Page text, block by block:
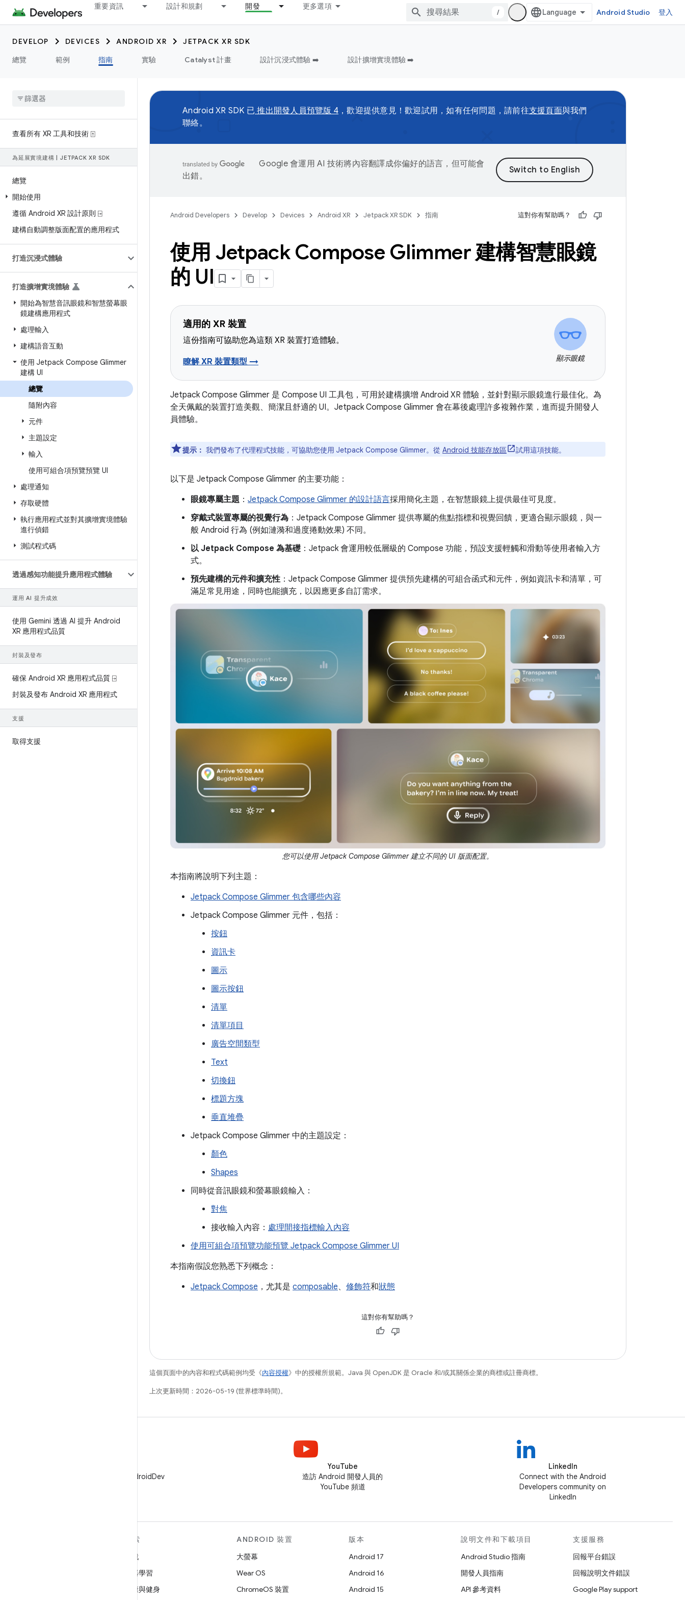
重要資訊 設計和規劃 開發 更多選項
/ Android Studio 登入
DEVELOP DEVICES ANDROID XR
JETPACK XR SDK
總覽
範例 指南 實驗 Catalyst 計畫 設計沉浸式體驗 ➡️ 設計擴增實境體驗 ➡️
查看所有 XR 工具和技術 ⍐
為延展實境建構 JETPACK XR SDK
總覽
開始使用
遵循 Android XR 設計原則 ⍈
建構自動調整版面配置的應用程式
打造沉浸式體驗
打造擴增實境體驗
開始為智慧音訊眼鏡和智慧螢幕眼
鏡建構應用程式
處理輸入
建構語音互動
使用 Jetpack Compose Glimmer
建構 UI
總覽
隨附內容
元件
主題設定
輸入
使用可組合項預覽預覽 UI
處理通知
存取硬體
執行應用程式並對其擴增實境體驗
進行偵錯
測試程式碼
透過感知功能提升應用程式體驗
運用 AI 提升成效
使用 Gemini 透過 AI 提升 Android
XR 應用程式品質
封裝及發布
確保 Android XR 應用程式品質 ⍈
封裝及發布 Android XR 應用程式
支援
取得支援
Android XR SDK 已 推出開發人員預覽版 4 ，歡迎提供意見！歡迎試用，如有任何問題，請前往支援頁面與我們
聯絡。
Google 會運用 AI 技術將內容翻譯成你偏好的語言，但可能會
出錯。
Android Developers Develop Devices Android XR Jetpack XR SDK 指南 這對你有幫助嗎？
使用 Jetpack Compose Glimmer 建構智慧眼鏡
的 UI
適用的 XR 裝置
這份指南可協助您為這類 XR 裝置打造體驗。
瞭解 XR 裝置類型 → 顯示眼鏡
Jetpack Compose Glimmer 是 Compose UI 工具包，可用於建構擴增 Android XR 體驗，並針對顯示眼鏡進行最佳化。為
全天佩戴的裝置打造美觀、簡潔且舒適的 UI。Jetpack Compose Glimmer 會在幕後處理許多複雜作業，進而提升開發人
員體驗。
提示： 我們發布了代理程式技能，可協助您使用 Jetpack Compose Glimmer。從 Android 技能存放區 試用這項技能。
以下是 Jetpack Compose Glimmer 的主要功能：
眼鏡專屬主題 ： Jetpack Compose Glimmer 的設計語言採用簡化主題，在智慧眼鏡上提供最佳可見度。
穿戴式裝置專屬的視覺行為 ：Jetpack Compose Glimmer 提供專屬的焦點指標和視覺回饋，更適合顯示眼鏡，與一
般 Android 行為 (例如漣漪和過度捲動效果) 不同。
以 Jetpack Compose 為基礎 ：Jetpack 會運用較低層級的 Compose 功能，預設支援輕觸和滑動等使用者輸入方
式。
預先建構的元件和擴充性：Jetpack Compose Glimmer 提供預先建構的可組合函式和元件，例如資訊卡和清單，可
滿足常見用途，同時也能擴充，以因應更多自訂需求。
您可以使用 Jetpack Compose Glimmer 建立不同的 UI 版面配置。
本指南將說明下列主題：
Jetpack Compose Glimmer 包含哪些內容
Jetpack Compose Glimmer 元件，包括：
按鈕
資訊卡
圖示
圖示按鈕
清單
清單項目
廣告空間類型
Text
切換鈕
標題方塊
垂直堆疊
Jetpack Compose Glimmer 中的主題設定：
顏色
Shapes
同時從音訊眼鏡和螢幕眼鏡輸入：
對焦
接收輸入內容： 處理間接指標輸入內容
使用可組合項預覽功能預覽 Jetpack Compose Glimmer UI
本指南假設您熟悉下列概念：
Jetpack Compose ，尤其是 composable、 修飾符和狀態
這對你有幫助嗎？
這個頁面中的內容和程式碼範例均受《內容授權》中的授權所規範。Java 與 OpenJDK 是 Oracle 和/或其關係企業的商標或註冊商標。
上次更新時間：2026-05-19 (世界標準時間)。
在 X 中追蹤 @AndroidDev
YouTube
造訪 Android 開發人員的
YouTube 頻道
LinkedIn
Connect with the Android
Developers community on
LinkedIn
探索
遊戲
機器學習
健康與健身
ANDROID 裝置
大螢幕
Wear OS
ChromeOS 裝置
版本
Android 17
Android 16
Android 15
說明文件和下載項目
Android Studio 指南
開發人員指南
API 參考資料
支援服務
回報平台錯誤
回報說明文件錯誤
Google Play support